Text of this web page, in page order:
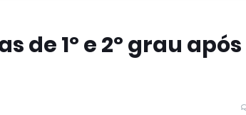
de 1º e 2º grau após